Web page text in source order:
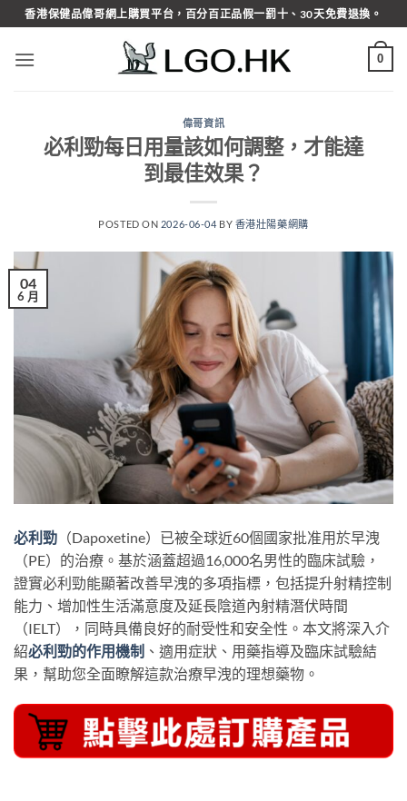
Skip
to
content
香港保健品偉哥網上購買平台，百分百正品假一罰十、30天免費退換。
0
偉哥資訊
必利勁每日用量該如何調整，才能達
到最佳效果？
POSTED ON 2026-06-04 BY 香港壯陽藥網購
04
6 月
必利勁 （Dapoxetine）已被全球近60個國家批准用於早洩
（PE）的治療。基於涵蓋超過16,000名男性的臨床試驗，
證實必利勁能顯著改善早洩的多項指標，包括提升射精控制
能力、增加性生活滿意度及延長陰道內射精潛伏時間
（IELT），同時具備良好的耐受性和安全性。本文將深入介
紹必利勁的作用機制 、適用症狀、用藥指導及臨床試驗結
果，幫助您全面瞭解這款治療早洩的理想藥物。